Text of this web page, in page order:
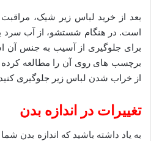
بعد از خرید لباس زیر شیک،
است. در هنگام شستشو، از آب سرد
برای جلوگیری از آسیب به جنس آن
برچسب ‌های روی آن را مطالعه کرده
از خراب شدن لباس زیر جلوگیری
تغییرات در اندازه بدن
به یاد داشته باشید که اندازه بدن